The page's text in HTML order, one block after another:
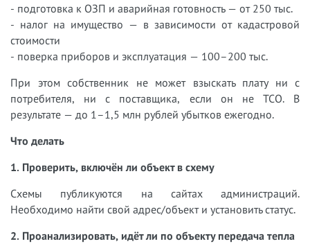
- подготовка к ОЗП и аварийная готовность — от 250 тыс.
- налог на имущество — в зависимости от кадастровой
стоимости
- поверка приборов и эксплуатация — 100–200 тыс.
При этом собственник не может взыскать плату ни с
потребителя, ни с поставщика, если он не ТСО. В
результате — до 1–1,5 млн рублей убытков ежегодно.
Что делать
1. Проверить, включён ли объект в схему
Схемы публикуются на сайтах администраций.
Необходимо найти свой адрес/объект и установить статус.
2. Проанализировать, идёт ли по объекту передача тепла